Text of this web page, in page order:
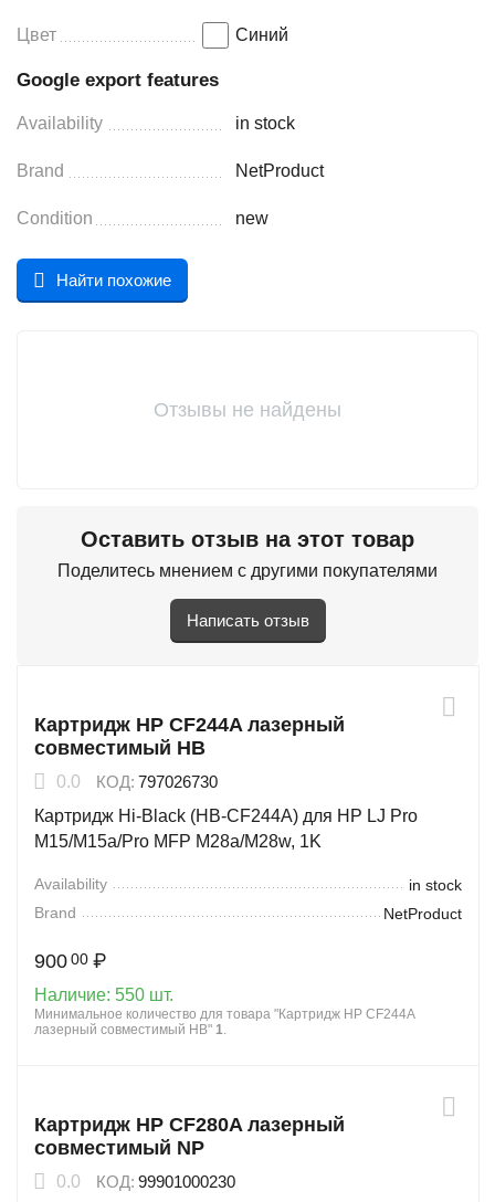
Цвет Синий
Google export features
Availability in stock
Brand NetProduct
Condition new
Найти похожие
Отзывы не найдены
Оставить отзыв на этот товар
Поделитесь мнением с другими покупателями
Написать отзыв
Картридж HP CF244A лазерный
совместимый HB
0.0 КОД: 797026730
Картридж Hi-Black (HB-CF244A) для HP LJ Pro
M15/M15a/Pro MFP M28a/M28w, 1K
Availability
in stock
Brand
NetProduct
900 00 ₽
Наличие: 550 шт.
Минимальное количество для товара "Картридж HP CF244A
лазерный совместимый HB" 1.
Картридж HP CF280A лазерный
совместимый NP
0.0 КОД: 99901000230